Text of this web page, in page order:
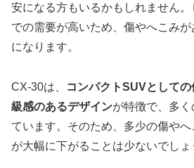
安になる方もいるかもしれません
での需要が高いため、傷やへこみ
になります。
CX-30は、
コンパクトSUVとして
級感のあるデザインが特徴で、多
ています。そのため、多少の傷や
が大幅に下がることは少ないでしょ